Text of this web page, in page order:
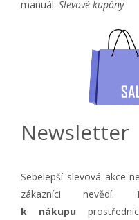
manuál: Slevové kupóny
Newsletter
Sebelepší slevová akce
zákazníci nevědí.
k nákupu